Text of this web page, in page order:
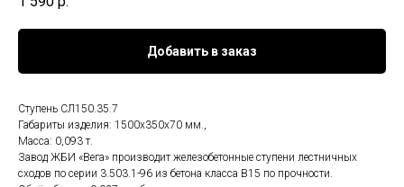
Добавить в заказ
Ступень СЛ150.35.7
Габариты изделия: 1500x350x70 мм.,
Масса: 0,093 т.
Завод ЖБИ «Вега» производит железобетонные ступени лестничных
сходов по серии 3.503.1-96 из бетона класса В15 по прочности.